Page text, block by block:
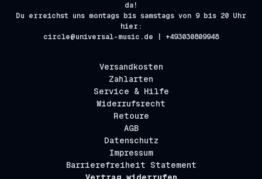
da!
Du erreichst uns montags bis samstags von 9 bis 20 Uhr
hier:
circle@universal-music.de | +493030809948
Versandkosten
Zahlarten
Service & Hilfe
Widerrufsrecht
Retoure
AGB
Datenschutz
Impressum
Barrierefreiheit Statement